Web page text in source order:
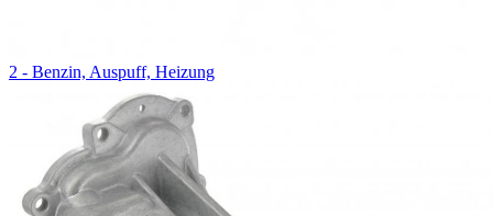
2 - Benzin, Auspuff, Heizung